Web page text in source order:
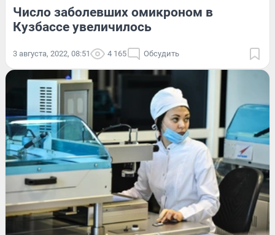
Число заболевших омикроном в
Кузбассе увеличилось
3 августа, 2022, 08:51 4 165 Обсудить